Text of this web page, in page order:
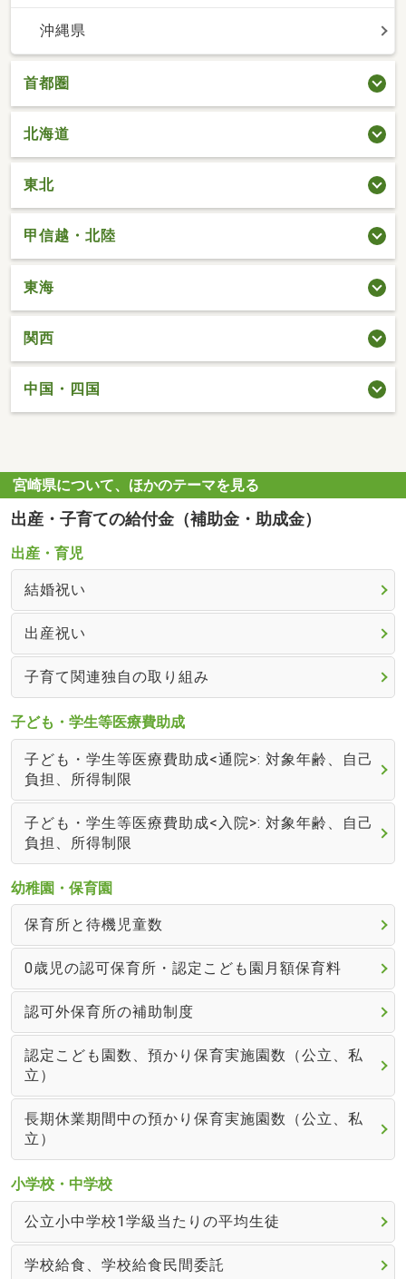
沖縄県
首都圏
北海道
東北
甲信越・北陸
東海
関西
中国・四国
宮崎県について、ほかのテーマを見る
出産・子育ての給付金（補助金・助成金）
出産・育児
結婚祝い
出産祝い
子育て関連独自の取り組み
子ども・学生等医療費助成
子ども・学生等医療費助成<通院>: 対象年齢、自己
負担、所得制限
子ども・学生等医療費助成<入院>: 対象年齢、自己
負担、所得制限
幼稚園・保育園
保育所と待機児童数
0歳児の認可保育所・認定こども園月額保育料
認可外保育所の補助制度
認定こども園数、預かり保育実施園数（公立、私
立）
長期休業期間中の預かり保育実施園数（公立、私
立）
小学校・中学校
公立小中学校1学級当たりの平均生徒
学校給食、学校給食民間委託